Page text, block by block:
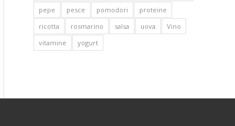
pepe
pesce pomodori
proteine
ricotta
rosmarino salsa uova
Vino
vitamine
yogurt